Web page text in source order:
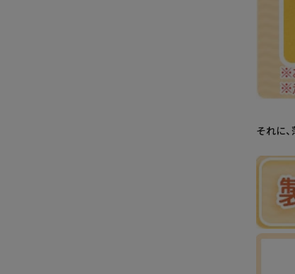
それに